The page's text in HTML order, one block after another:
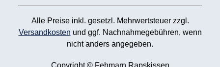
Alle Preise inkl. gesetzl. Mehrwertsteuer zzgl.
Versandkosten und ggf. Nachnahmegebühren, wenn
nicht anders angegeben.
Copyright © Fehmarn Rapskissen